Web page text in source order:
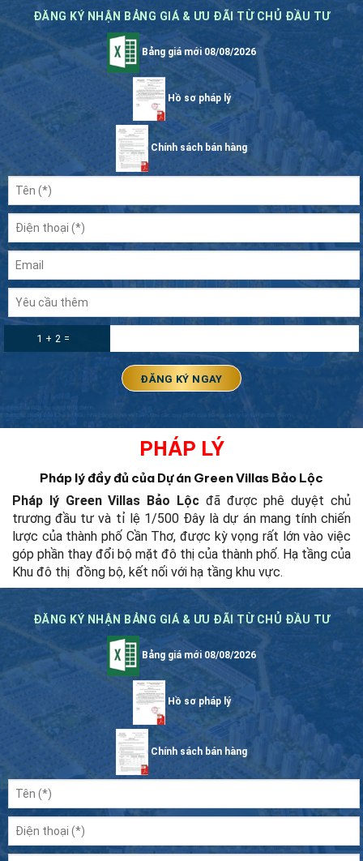
ĐĂNG KÝ NHẬN BẢNG GIÁ & ƯU ĐÃI TỪ CHỦ ĐẦU TƯ
Bảng giá mới 08/08/2026
Hồ sơ pháp lý
Chính sách bán hàng
1 + 2 =
PHÁP LÝ
Pháp lý đầy đủ của Dự án Green Villas Bảo Lộc
Pháp lý Green Villas Bảo Lộc đã được phê duyệt chủ
trương đầu tư và tỉ lệ 1/500 Đây là dự án mang tính chiến
lược của thành phố Cần Thơ, được kỳ vọng rất lớn vào việc
góp phần thay đổi bộ mặt đô thị của thành phố. Hạ tầng của
Khu đô thị đồng bộ, kết nối với hạ tầng khu vực.
ĐĂNG KÝ NHẬN BẢNG GIÁ & ƯU ĐÃI TỪ CHỦ ĐẦU TƯ
Bảng giá mới 08/08/2026
Hồ sơ pháp lý
Chính sách bán hàng